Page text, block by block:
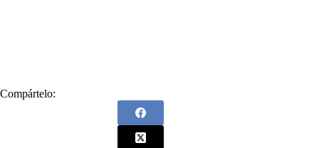
Compártelo: